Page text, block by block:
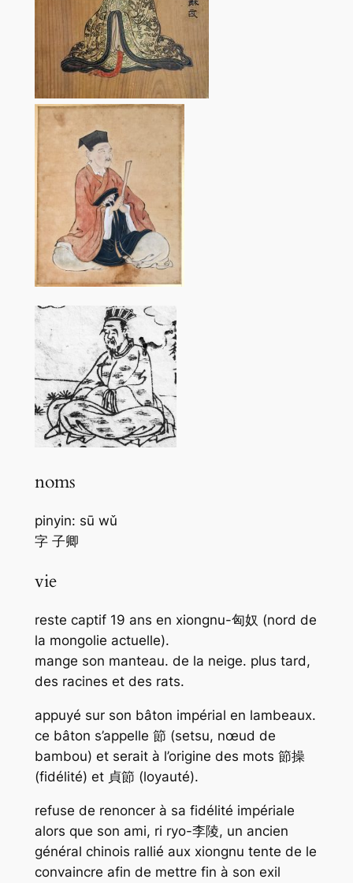
noms
pinyin: sū wǔ
字 子卿
vie
reste captif 19 ans en xiongnu-匈奴 (nord de
la mongolie actuelle).
mange son manteau. de la neige. plus tard,
des racines et des rats.
appuyé sur son bâton impérial en lambeaux.
ce bâton s’appelle 節 (setsu, nœud de
bambou) et serait à l’origine des mots 節操
(fidélité) et 貞節 (loyauté).
refuse de renoncer à sa fidélité impériale
alors que son ami, ri ryo-李陵, un ancien
général chinois rallié aux xiongnu tente de le
convaincre afin de mettre fin à son exil